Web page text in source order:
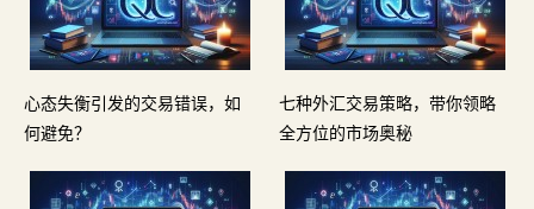
心态失衡引发的交易错误，如
何避免？
七种外汇交易策略，带你领略
全方位的市场奥秘